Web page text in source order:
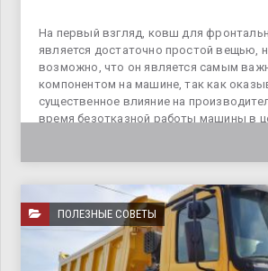
На первый взгляд, ковш для
является достаточно простой вещью,
возможно, что он является самым
компонентом на машине, так как
существенное влияние на
время безотказной работы машины в
ПОЛЕЗНЫЕ СОВЕТЫ